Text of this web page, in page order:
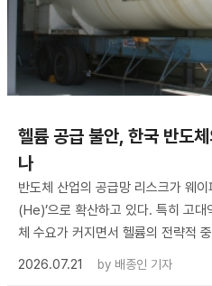
헬륨 공급 불안, 한국 반도체
나
반도체 산업의 공급망 리스크가 웨
(He)’으로 확산하고 있다. 특히 고
체 수요가 커지면서 헬륨의 전략적
2026.07.21
by 배종인 기자